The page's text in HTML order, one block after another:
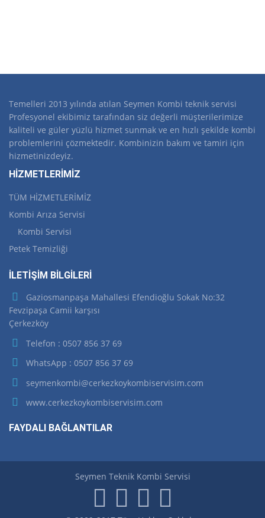
Temelleri 2013 yılında atılan Seymen Kombi teknik servisi
Profesyonel ekibimiz tarafından siz değerli müşterilerimize
kaliteli ve güler yüzlü hizmet sunmak ve en hızlı şekilde kombi
problemlerini çözmektedir. Kombinizin bakım ve tamiri için
hizmetinizdeyiz.
HİZMETLERİMİZ
TÜM HİZMETLERİMİZ
Kombi Arıza Servisi
Kombi Servisi
Petek Temizliği
İLETİŞİM BİLGİLERİ
Gaziosmanpaşa Mahallesi Efendioğlu Sokak No:32
Fevzipaşa Camii karşısı
Çerkezköy
Telefon : 0507 856 37 69
WhatsApp : 0507 856 37 69
seymenkombi@cerkezkoykombiservisim.com
www.cerkezkoykombiservisim.com
FAYDALI BAĞLANTILAR
Seymen Teknik Kombi Servisi